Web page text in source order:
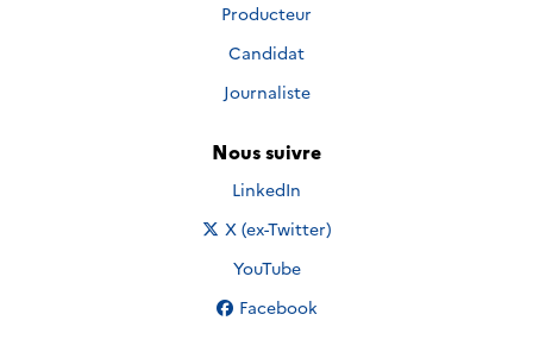
Producteur
Candidat
Journaliste
Nous suivre
Nous suivre sur
LinkedIn
Nous suivre sur
X (ex-Twitter)
Nous suivre sur
YouTube
Nous suivre sur
Facebook